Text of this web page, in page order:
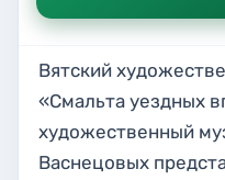
Вятский
«Смальта уездных
художественный
Васнецовых